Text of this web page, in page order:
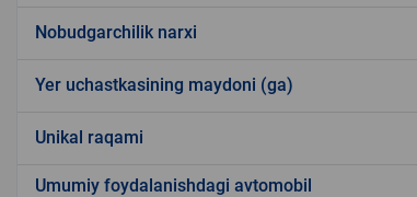
Nobudgarchilik narxi
Yer uchastkasining maydoni (ga)
Unikal raqami
Umumiy foydalanishdagi avtomobil